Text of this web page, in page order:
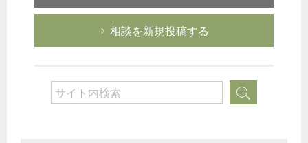
相談を新規投稿する